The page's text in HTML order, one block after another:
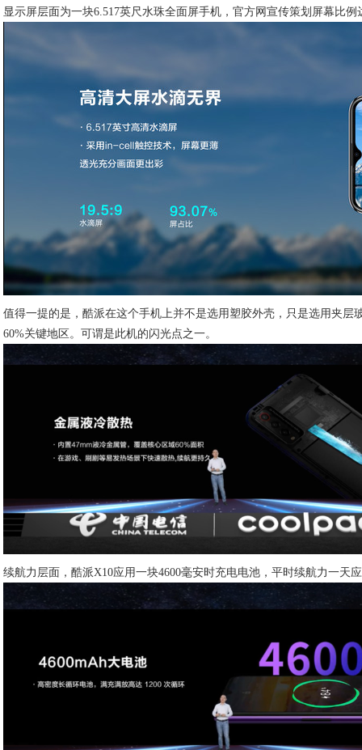
显示屏层面为一块6.517英尺水珠全面屏手机，官方网宣传策划屏幕比例
值得一提的是，酷派在这个手机上并不是选用塑胶外壳，只是选用夹
60%关键地区。可谓是此机的闪光点之一。
续航力层面，酷派X10应用一块4600毫安时充电电池，平时续航力一天